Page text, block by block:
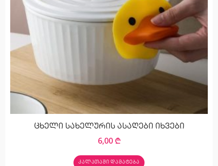
ცხელი სახელურის ასაღები იხვები
6,00 ₾
ᲙᲐᲚᲐᲗᲐᲨᲘ ᲓᲐᲛᲐᲢᲔᲑᲐ